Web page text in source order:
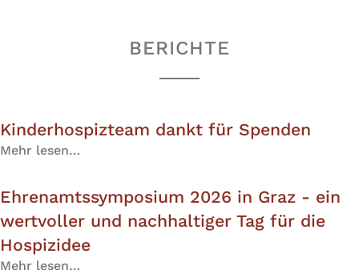
BERICHTE
Kinderhospizteam dankt für Spenden
Mehr lesen…
Ehrenamtssymposium 2026 in Graz - ein
wertvoller und nachhaltiger Tag für die
Hospizidee
Mehr lesen…